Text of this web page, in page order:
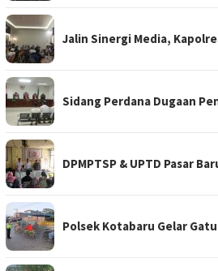
Jalin Sinergi Media,
Sidang Perdana Dugaan
DPMPTSP & UPTD Pasar
Polsek Kotabaru Gelar